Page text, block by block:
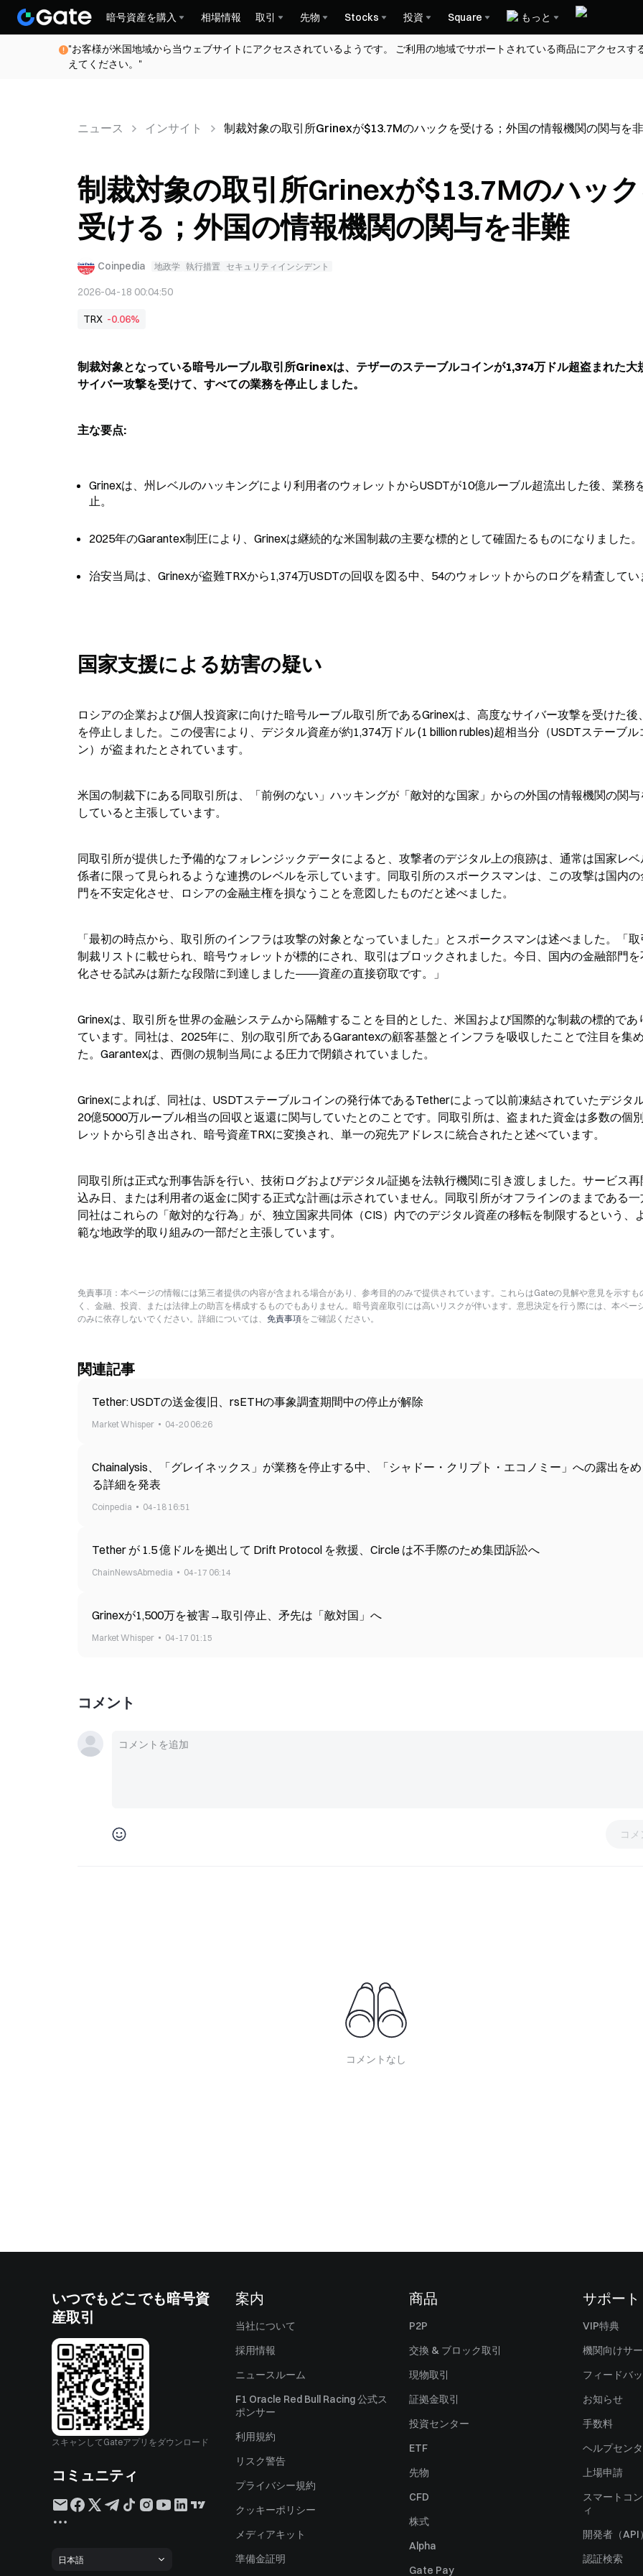
暗号資産を購入 相場情報 取引 先物 Stocks 投資 Square もっと
"お客様が米国地域から当ウェブサイトにアクセスされているようです。 ご利用の地域でサポートされている商品にアクセスす
えてください。"
ニュース インサイト 制裁対象の取引所Grinexが$13.7Mのハックを受ける；外国の情報機関の関与を
制裁対象の取引所Grinexが$13.7Mのハッ
受ける；外国の情報機関の関与を非難
Coinpedia 地政学 執行措置 セキュリティインシデント
2026-04-18 00:04:50
TRX -0.06%
制裁対象となっている暗号ルーブル取引所Grinexは、テザーのステーブルコインが1,374万ドル超盗まれた大
サイバー攻撃を受けて、すべての業務を停止しました。
主な要点:
Grinexは、州レベルのハッキングにより利用者のウォレットからUSDTが10億ルーブル超流出した後、業務
止。
2025年のGarantex制圧により、Grinexは継続的な米国制裁の主要な標的として確固たるものになりました。
治安当局は、Grinexが盗難TRXから1,374万USDTの回収を図る中、54のウォレットからのログを精査してい
国家支援による妨害の疑い
ロシアの企業および個人投資家に向けた暗号ルーブル取引所であるGrinexは、高度なサイバー攻撃を受けた後
を停止しました。この侵害により、デジタル資産が約1,374万ドル (1 billion rubles)超相当分（USDTステーブル
ン）が盗まれたとされています。
米国の制裁下にある同取引所は、「前例のない」ハッキングが「敵対的な国家」からの外国の情報機関の関
していると主張しています。
同取引所が提供した予備的なフォレンジックデータによると、攻撃者のデジタル上の痕跡は、通常は国家レ
係者に限って見られるような連携のレベルを示しています。同取引所のスポークスマンは、この攻撃は国内
門を不安定化させ、ロシアの金融主権を損なうことを意図したものだと述べました。
「最初の時点から、取引所のインフラは攻撃の対象となっていました」とスポークスマンは述べました。「
制裁リストに載せられ、暗号ウォレットが標的にされ、取引はブロックされました。今日、国内の金融部門
化させる試みは新たな段階に到達しました――資産の直接窃取です。」
Grinexは、取引所を世界の金融システムから隔離することを目的とした、米国および国際的な制裁の標的であ
ています。同社は、2025年に、別の取引所であるGarantexの顧客基盤とインフラを吸収したことで注目を集
た。Garantexは、西側の規制当局による圧力で閉鎖されていました。
Grinexによれば、同社は、USDTステーブルコインの発行体であるTetherによって以前凍結されていたデジタ
20億5000万ルーブル相当の回収と返還に関与していたとのことです。同取引所は、盗まれた資金は多数の個
レットから引き出され、暗号資産TRXに変換され、単一の宛先アドレスに統合されたと述べています。
同取引所は正式な刑事告訴を行い、技術ログおよびデジタル証拠を法執行機関に引き渡しました。サービス
込み日、または利用者の返金に関する正式な計画は示されていません。同取引所がオフラインのままである
同社はこれらの「敵対的な行為」が、独立国家共同体（CIS）内でのデジタル資産の移転を制限するという、
範な地政学的取り組みの一部だと主張しています。
免責事項：本ページの情報には第三者提供の内容が含まれる場合があり、参考目的のみで提供されています。これらはGateの見解や意見を示すも
く、金融、投資、または法律上の助言を構成するものでもありません。暗号資産取引には高いリスクが伴います。意思決定を行う際には、本ペー
のみに依存しないでください。詳細については、 免責事項をご確認ください。
関連記事
Tether: USDTの送金復旧、rsETHの事象調査期間中の停止が解除
Market Whisper 04-20 06:26
Chainalysis、「グレイネックス」が業務を停止する中、「シャドー・クリプト・エコノミー」への露出を
る詳細を発表
Coinpedia 04-18 16:51
Tether が 1.5 億ドルを拠出して Drift Protocol を救援、Circle は不手際のため集団訴訟へ
ChainNewsAbmedia 04-17 06:14
Grinexが1,500万を被害→取引停止、矛先は「敵対国」へ
Market Whisper 04-17 01:15
コメント
コ
コメントなし
いつでもどこでも暗号資
産取引
スキャンしてGateアプリをダウンロード
コミュニティ
日本語
案内
当社について
採用情報
ニュースルーム
F1 Oracle Red Bull Racing 公式ス
ポンサー
利用規約
リスク警告
プライバシー規約
クッキーポリシー
メディアキット
準備金証明
商品
P2P
交換 & ブロック取引
現物取引
証拠金取引
投資センター
ETF
先物
CFD
株式
Alpha
Gate Pay
サポート
VIP特典
機関向けサ
フィードバ
お知らせ
手数料
ヘルプセン
上場申請
スマートコ
ィ
開発者（API
認証検索